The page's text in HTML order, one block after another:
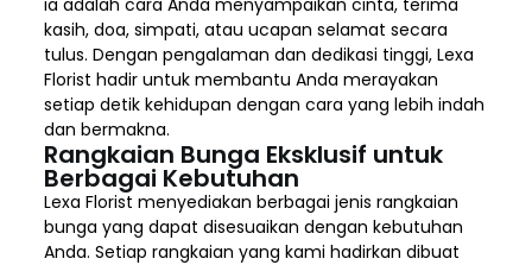
kasih, doa, simpati, atau ucapan selamat secara
tulus. Dengan pengalaman dan dedikasi tinggi, Lexa
Florist hadir untuk membantu Anda merayakan
setiap detik kehidupan dengan cara yang lebih indah
dan bermakna.
Rangkaian Bunga Eksklusif untuk
Berbagai Kebutuhan
Lexa Florist menyediakan berbagai jenis rangkaian
bunga yang dapat disesuaikan dengan kebutuhan
Anda. Setiap rangkaian yang kami hadirkan dibuat